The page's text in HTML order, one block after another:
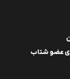
عضو شتاب